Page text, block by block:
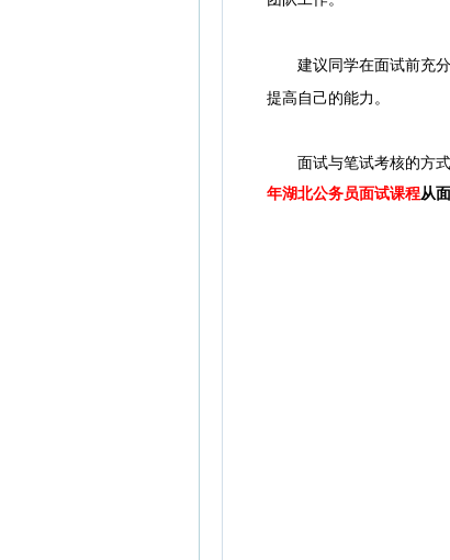
建议同学在面试前充分
提高自己的能力。
面试与笔试考核的方
年湖北公务员面试课程从